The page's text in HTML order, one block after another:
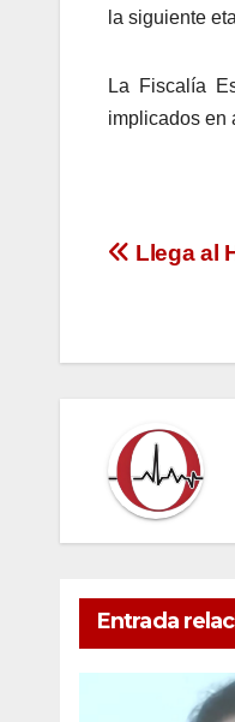
la siguiente
La Fiscalía
implicados en
Llega al
Entrada